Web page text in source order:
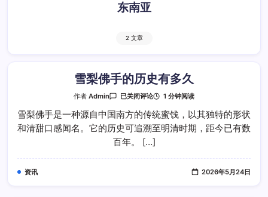
东南亚
2 文章
雪梨佛手的历史有多久
作者Admin
雪
佛
手
的
历
史
已关闭评论 1 分钟阅读
雪梨佛手是一种源自中国南方的传统蜜饯，以其独特的形状
和清甜口感闻名。它的历史可追溯至明清时期，距今已有数
百年。 […]
资讯 2026年5月24日